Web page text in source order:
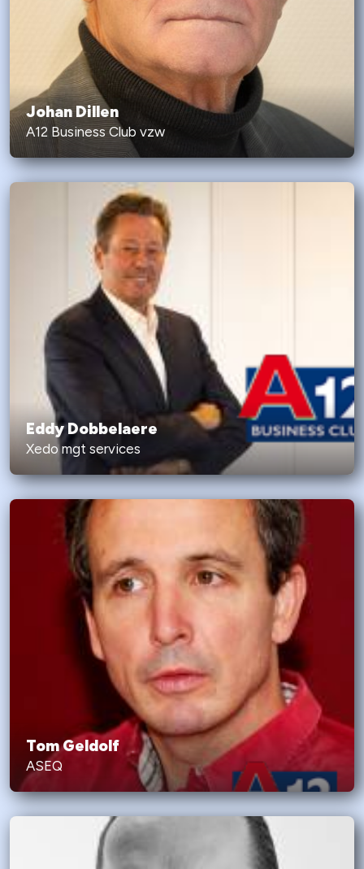
Johan Dillen
A12 Business Club vzw
Eddy Dobbelaere
Xedo mgt services
Tom Geldolf
ASEQ